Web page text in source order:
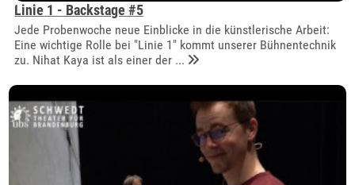
Linie 1 - Backstage #5
Jede Probenwoche neue Einblicke in die künstlerische Arbeit:
Eine wichtige Rolle bei "Linie 1" kommt unserer Bühnentechnik
zu. Nihat Kaya ist als einer der ...